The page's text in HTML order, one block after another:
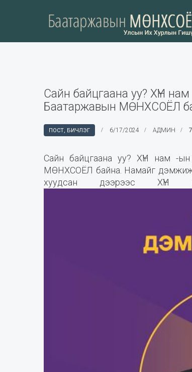
Сайн байцгаана уу? ХҮН
Баатаржавын МӨНХСОЁЛ
ПОСТ, БИЧЛЭГ 6/17/2024 АДМИН
Сайн байцгаана уу? ХҮН нам -
МӨНХСОЁЛ байна. Намайг дэмжиж
хуудсан дээрээс ХҮН